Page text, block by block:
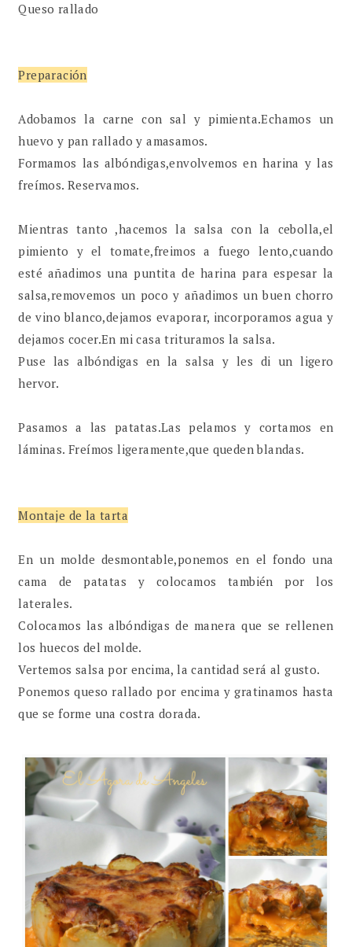
Queso rallado
Preparación
Adobamos la carne con sal y pimienta.Echamos un
huevo y pan rallado y amasamos.
Formamos las albóndigas,envolvemos en harina y las
freímos. Reservamos.
Mientras tanto ,hacemos la salsa con la cebolla,el
pimiento y el tomate,freimos a fuego lento,cuando
esté añadimos una puntita de harina para espesar la
salsa,removemos un poco y añadimos un buen chorro
de vino blanco,dejamos evaporar, incorporamos agua y
dejamos cocer.En mi casa trituramos la salsa.
Puse las albóndigas en la salsa y les di un ligero
hervor.
Pasamos a las patatas.Las pelamos y cortamos en
láminas. Freímos ligeramente,que queden blandas.
Montaje de la tarta
En un molde desmontable,ponemos en el fondo una
cama de patatas y colocamos también por los
laterales.
Colocamos las albóndigas de manera que se rellenen
los huecos del molde.
Vertemos salsa por encima, la cantidad será al gusto.
Ponemos queso rallado por encima y gratinamos hasta
que se forme una costra dorada.